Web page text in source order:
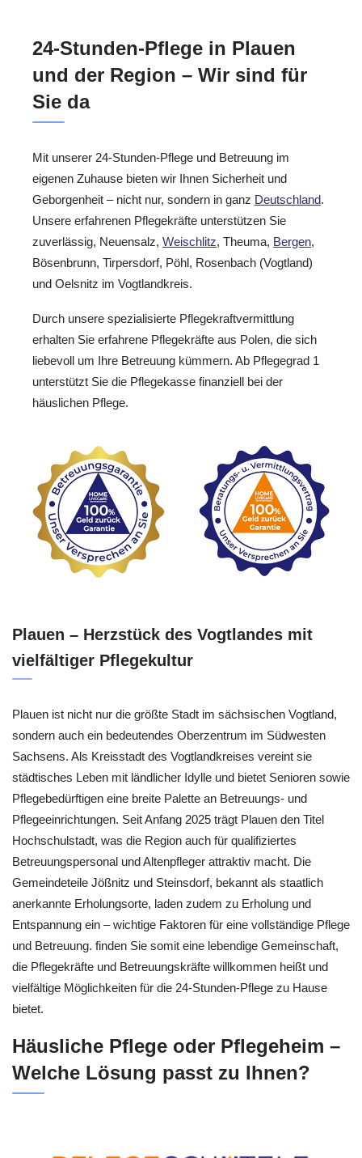
24-Stunden-Pflege in Plauen
und der Region – Wir sind für
Sie da
Mit unserer 24-Stunden-Pflege und Betreuung im
eigenen Zuhause bieten wir Ihnen Sicherheit und
Geborgenheit – nicht nur, sondern in ganz Deutschland.
Unsere erfahrenen Pflegekräfte unterstützen Sie
zuverlässig, Neuensalz, Weischlitz, Theuma, Bergen,
Bösenbrunn, Tirpersdorf, Pöhl, Rosenbach (Vogtland)
und Oelsnitz im Vogtlandkreis.
Durch unsere spezialisierte Pflegekraftvermittlung
erhalten Sie erfahrene Pflegekräfte aus Polen, die sich
liebevoll um Ihre Betreuung kümmern. Ab Pflegegrad 1
unterstützt Sie die Pflegekasse finanziell bei der
häuslichen Pflege.
Plauen – Herzstück des Vogtlandes mit
vielfältiger Pflegekultur
Plauen ist nicht nur die größte Stadt im sächsischen Vogtland,
sondern auch ein bedeutendes Oberzentrum im Südwesten
Sachsens. Als Kreisstadt des Vogtlandkreises vereint sie
städtisches Leben mit ländlicher Idylle und bietet Senioren sowie
Pflegebedürftigen eine breite Palette an Betreuungs- und
Pflegeeinrichtungen. Seit Anfang 2025 trägt Plauen den Titel
Hochschulstadt, was die Region auch für qualifiziertes
Betreuungspersonal und Altenpfleger attraktiv macht. Die
Gemeindeteile Jößnitz und Steinsdorf, bekannt als staatlich
anerkannte Erholungsorte, laden zudem zu Erholung und
Entspannung ein – wichtige Faktoren für eine vollständige Pflege
und Betreuung. finden Sie somit eine lebendige Gemeinschaft,
die Pflegekräfte und Betreuungskräfte willkommen heißt und
vielfältige Möglichkeiten für die 24-Stunden-Pflege zu Hause
bietet.
Häusliche Pflege oder Pflegeheim –
Welche Lösung passt zu Ihnen?